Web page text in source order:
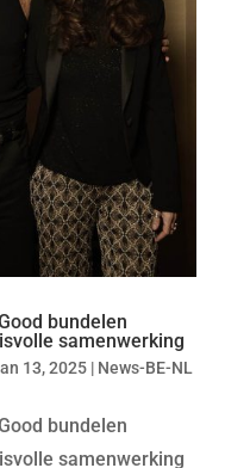
bundelen
samenwerking
13, 2025| News-BE-NL
bundelen
samenwerking